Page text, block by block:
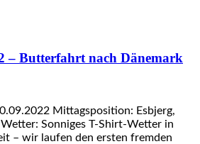
– Butterfahrt nach Dänemark
Mittagsposition: Esbjerg,
Sonniges T-Shirt-Wetter in
– wir laufen den ersten fremden